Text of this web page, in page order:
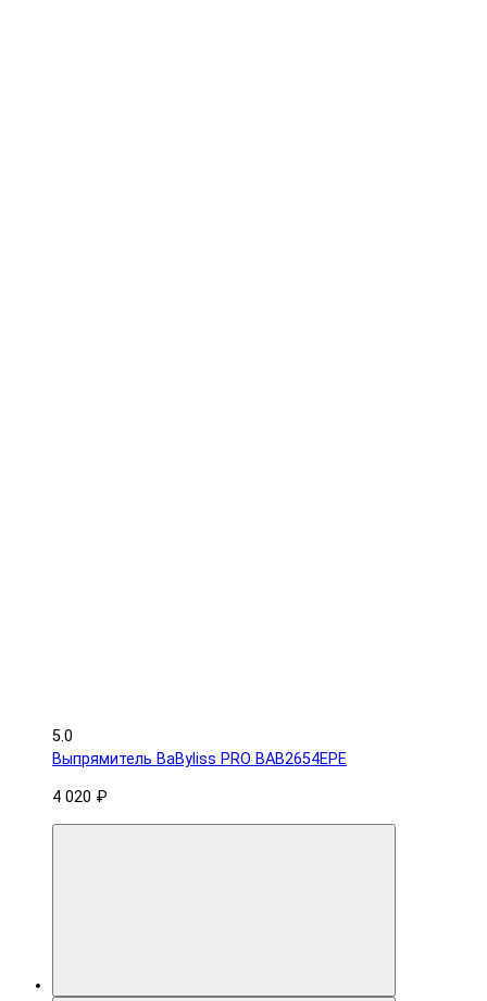
5.0
Выпрямитель BaByliss PRO BAB2654EPE
4 020 ₽